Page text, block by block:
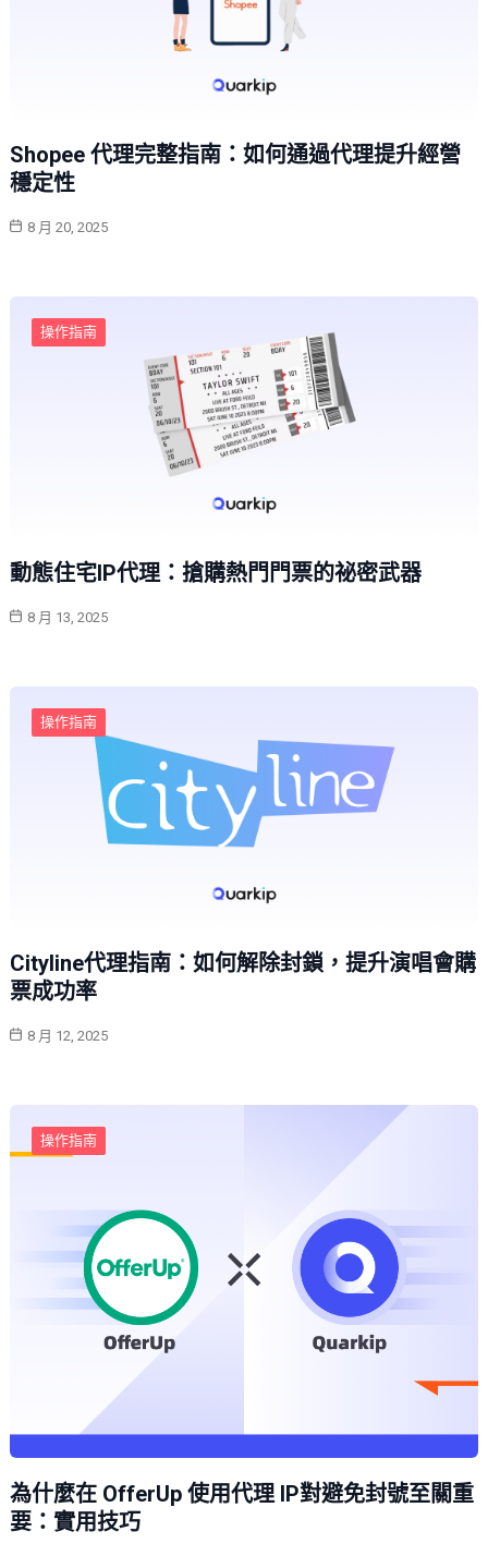
Shopee 代理完整指南：如何通過代理提升經營
穩定性
8 月 20, 2025
操作指南
動態住宅IP代理：搶購熱門門票的祕密武器
8 月 13, 2025
操作指南
Cityline代理指南：如何解除封鎖，提升演唱會購
票成功率
8 月 12, 2025
操作指南
為什麼在 OfferUp 使用代理 IP對避免封號至關重
要：實用技巧